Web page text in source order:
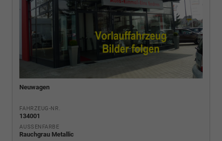
Neuwagen
FAHRZEUG-NR.
134001
AUSSENFARBE
Rauchgrau Metallic